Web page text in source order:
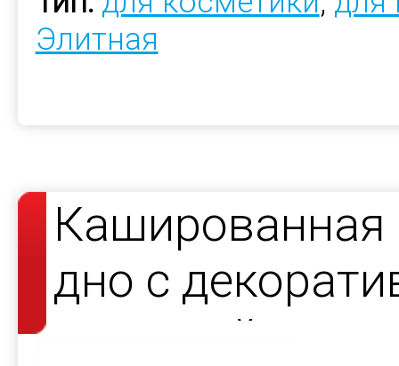
Элитная
дно с
атласной